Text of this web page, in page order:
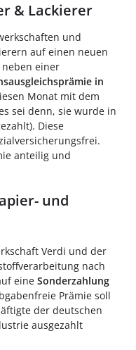
& Lackierer
und
auf einen neuen
einer
in
Monat mit dem
sei denn, sie wurde in
Diese
anteilig und
und
Verdi und der
nach
eine Sonderzahlung
Prämie soll
der deutschen
ausgezahlt